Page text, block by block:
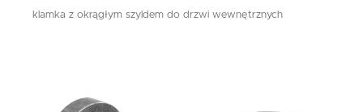
klamka z okrągłym szyldem do drzwi wewnętrznych